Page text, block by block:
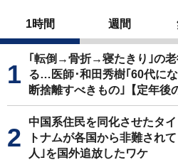
1時間 週間
｢転倒→骨折→寝たきり｣の老
る…医師･和田秀樹｢60代に
断捨離すべきもの｣【定年後
中国系住民を同化させたタ
トナムが各国から非難され
人｣を国外追放したワケ